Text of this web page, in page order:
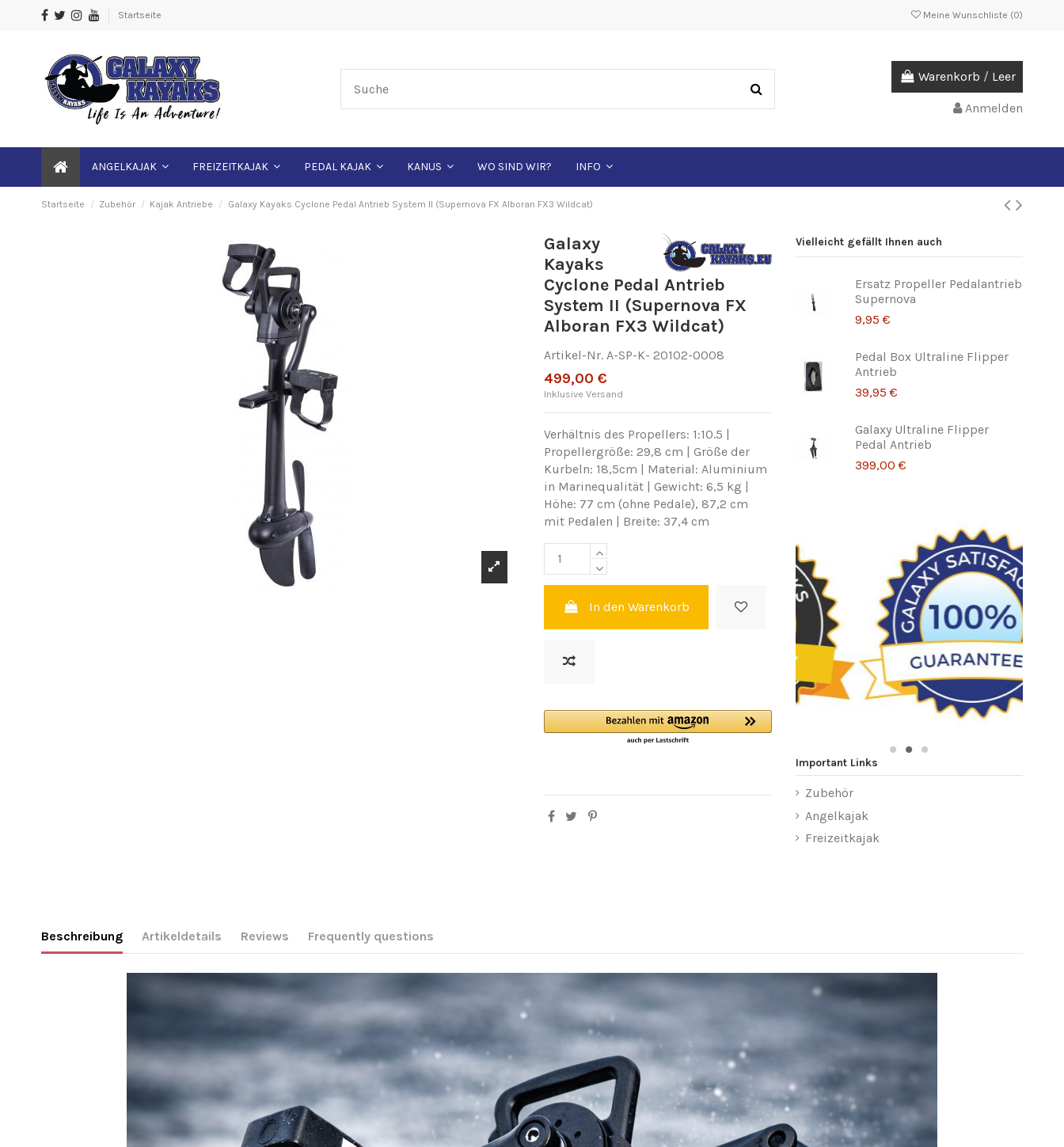
Startseite Meine Wunschliste (0)
Warenkorb / Leer
Anmelden
ANGELKAJAK FREIZEITKAJAK PEDAL KAJAK KANUS WO SIND WIR? INFO
Startseite Zubehör Kajak Antriebe Galaxy Kayaks Cyclone Pedal Antrieb System II (Supernova FX Alboran FX3 Wildcat)
Galaxy
Kayaks
Cyclone Pedal Antrieb
System II (Supernova FX
Alboran FX3 Wildcat)
Artikel-Nr. A-SP-K- 20102-0008
499,00 €
Inklusive Versand
Verhältnis des Propellers: 1:10.5 |
Propellergröße: 29,8 cm | Größe der
Kurbeln: 18,5cm | Material: Aluminium
in Marinequalität | Gewicht: 6,5 kg |
Höhe: 77 cm (ohne Pedale), 87,2 cm
mit Pedalen | Breite: 37,4 cm
In den Warenkorb
Vielleicht gefällt Ihnen auch
Ersatz Propeller Pedalantrieb
Supernova
9,95 €
Pedal Box Ultraline Flipper
Antrieb
39,95 €
Galaxy Ultraline Flipper
Pedal Antrieb
399,00 €
Important Links
Zubehör
Angelkajak
Freizeitkajak
Beschreibung Artikeldetails Reviews Frequently questions